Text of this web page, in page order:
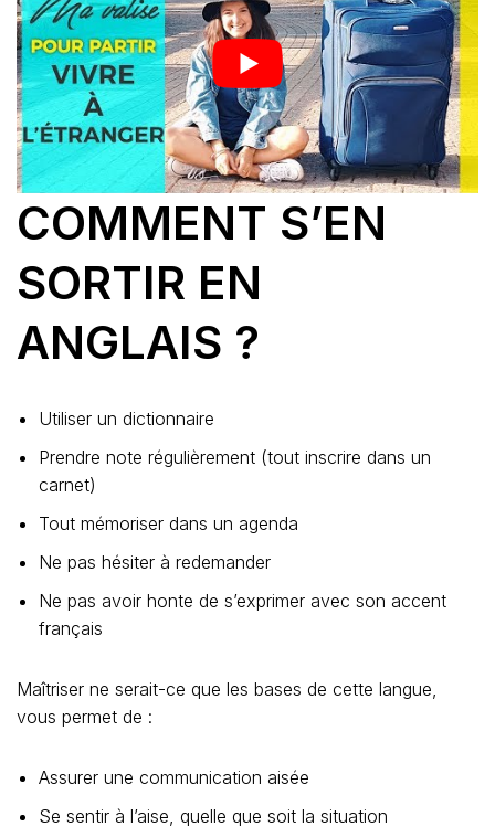
COMMENT S’EN
SORTIR EN
ANGLAIS ?
Utiliser un dictionnaire
Prendre note régulièrement (tout inscrire dans un
carnet)
Tout mémoriser dans un agenda
Ne pas hésiter à redemander
Ne pas avoir honte de s’exprimer avec son accent
français
Maîtriser ne serait-ce que les bases de cette langue,
vous permet de :
Assurer une communication aisée
Se sentir à l’aise, quelle que soit la situation